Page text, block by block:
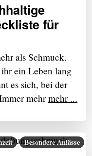
für
als Schmuck.
ein Leben lang
es sich, bei der
mehrmehr ...
Besondere Anlässe